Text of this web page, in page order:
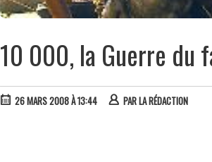
10 000, la Guerre du
26 MARS 2008 À 13:44 PARLA RÉDACTION